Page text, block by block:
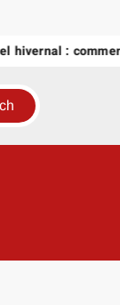
hivernal :